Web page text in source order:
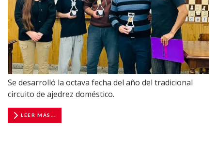
Se desarrolló la octava fecha del año del tradicional
circuito de ajedrez doméstico.
LEER MÁS...